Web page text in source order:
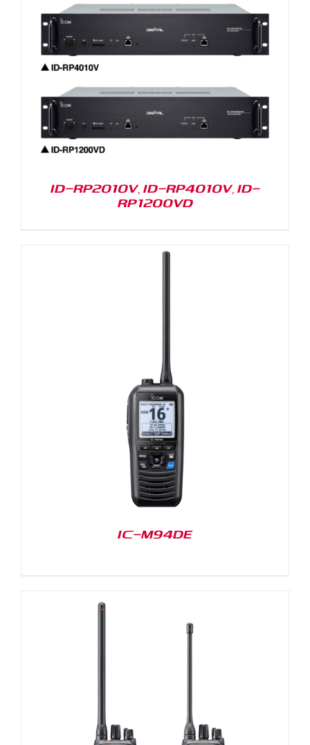
ID-RP2010V, ID-RP4010V, ID-
RP1200VD
IC-M94DE